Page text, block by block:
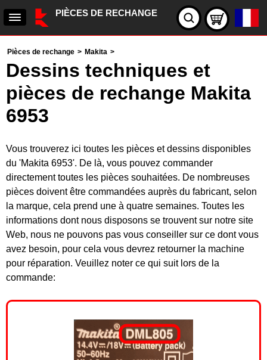
PIÈCES DE RECHANGE
Pièces de rechange > Makita >
Dessins techniques et
pièces de rechange Makita
6953
Vous trouverez ici toutes les pièces et dessins disponibles
du 'Makita 6953'. De là, vous pouvez commander
directement toutes les pièces souhaitées. De nombreuses
pièces doivent être commandées auprès du fabricant, selon
la marque, cela prend une à quatre semaines. Toutes les
informations dont nous disposons se trouvent sur notre site
Web, nous ne pouvons pas vous conseiller sur ce dont vous
avez besoin, pour cela vous devrez retourner la machine
pour réparation. Veuillez noter ce qui suit lors de la
commande: